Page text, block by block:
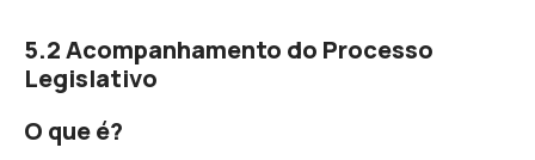
5.2 Acompanhamento do Processo
Legislativo
O que é?